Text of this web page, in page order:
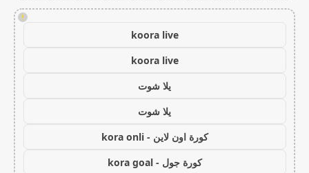
!
koora live
koora live
يلا شوت
يلا شوت
كورة اون لاين - kora onli
كورة جول - kora goal